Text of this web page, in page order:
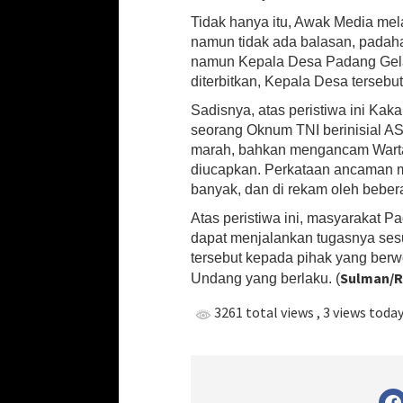
n
p
e
k
o
r
a
t
L
n
t
a
r
a
n
Tidak hanya itu, Awak Media
namun tidak ada balasan,
namun Kepala Desa Padang
diterbitkan, Kepala Desa
Sadisnya, atas peristiwa ini
seorang Oknum TNI berinisial
marah, bahkan mengancam
diucapkan. Perkataan ancaman
banyak, dan di rekam oleh
Atas peristiwa ini, masyarakat
dapat menjalankan tugasnya
tersebut kepada pihak yang
Undang yang berlaku. (Sulman/
3261 total views , 3 views today